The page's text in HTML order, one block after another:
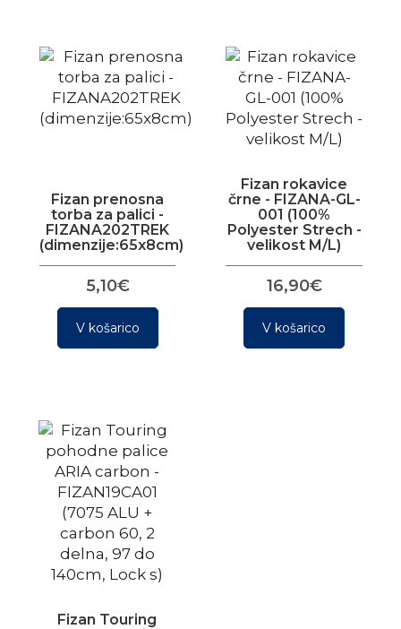
Fizan prenosna
torba za palici -
FIZANA202TREK
(dimenzije:65x8cm)
5,10€
V košarico
Fizan rokavice
črne - FIZANA-GL-
001 (100%
Polyester Strech -
velikost M/L)
16,90€
V košarico
Fizan Touring